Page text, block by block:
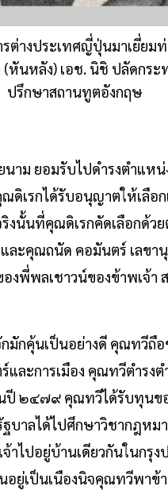
ต่างประเทศญี่ปุ่นมาเยี่ยม
หันหลัง) เอช. นิชิ ปลัดกระ
ปรึกษาสถานทูตอังกฤษ
าม ยอมรับไปดำรงตำแหน่
ดิเรกได้รับอนุญาตให้เลือ
งนั้นที่คุณดิเรกคัดเลือกด้ว
ละคุณถนัด คอมันตร์ เลขา
งพี่พลเชาวน์ของข้าพเจ้า
กคุ้นเป็นอย่างดี คุณทวีถือ
ละการเมือง คุณทวีตำรง
ปี ๒๔๗๙ คุณทวีได้รับทุนข
บาลได้ไปศึกษาวิชากฎห
ไปอยู่บ้านเดียวกันในกรุ
อยู่เป็นเนืองนิจคุณทวีพา